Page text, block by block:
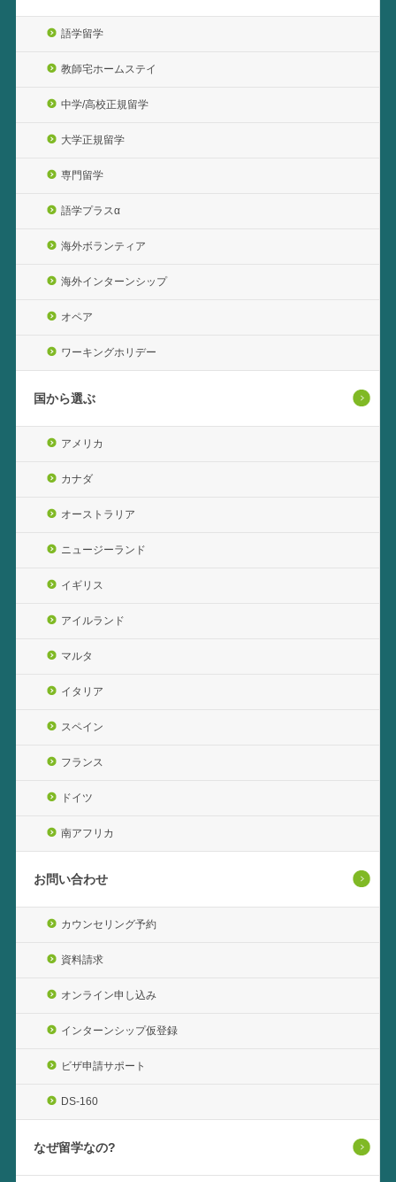
語学留学
教師宅ホームステイ
中学/高校正規留学
大学正規留学
専門留学
語学プラスα
海外ボランティア
海外インターンシップ
オペア
ワーキングホリデー
国から選ぶ
アメリカ
カナダ
オーストラリア
ニュージーランド
イギリス
アイルランド
マルタ
イタリア
スペイン
フランス
ドイツ
南アフリカ
お問い合わせ
カウンセリング予約
資料請求
オンライン申し込み
インターンシップ仮登録
ビザ申請サポート
DS-160
なぜ留学なの?